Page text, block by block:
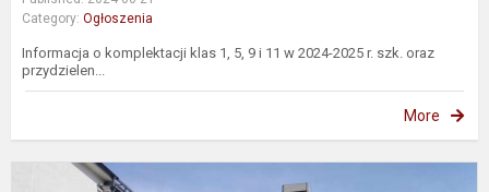
Category: Ogłoszenia
Informacja o komplektacji klas 1, 5, 9 i 11 w 2024-2025 r. szk. oraz
przydzielen...
More